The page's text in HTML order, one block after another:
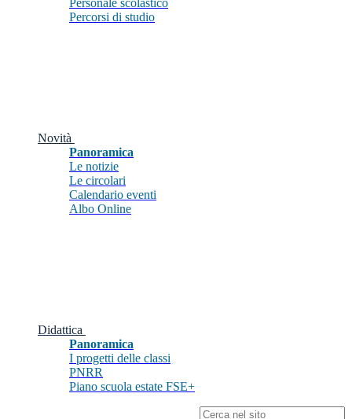
Personale scolastico
Percorsi di studio
Novità
Panoramica
Le notizie
Le circolari
Calendario eventi
Albo Online
Didattica
Panoramica
I progetti delle classi
PNRR
Piano scuola estate FSE+